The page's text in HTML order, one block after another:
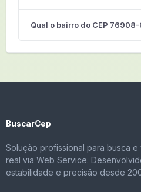
Qual o bairro do CEP 76908-
BuscarCep
Solução profissional para busca e
real via Web Service.
estabilidade e precisão desde